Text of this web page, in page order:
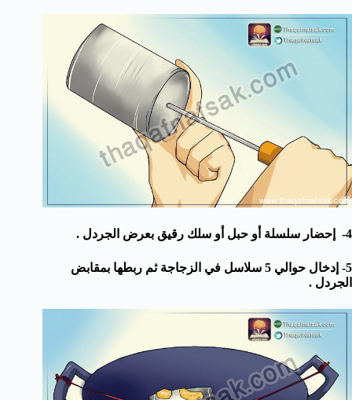
4- إحضار سلسلة أو حبل أو سلك رقيق بعرض الجردل .
5- إدخال حوالي 5 سلاسل في الزجاجة ثم ربطها بمقابض
الجردل .